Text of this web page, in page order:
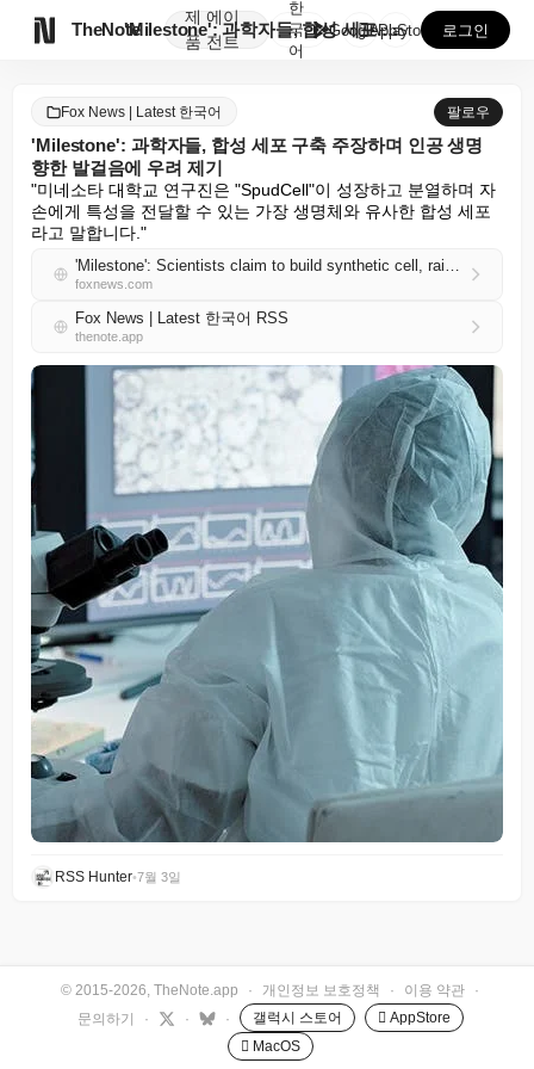
TheNote
제
품
에이
전트
'Milestone': 과학자들, 합성 세포 구축 주장...
한
국
어
GooglePlay
AppStore 로그인
Fox News | Latest 한국어 팔로우
'Milestone': 과학자들, 합성 세포 구축 주장하며 인공 생명
향한 발걸음에 우려 제기
"미네소타 대학교 연구진은 "SpudCell"이 성장하고 분열하며 자
손에게 특성을 전달할 수 있는 가장 생명체와 유사한 합성 세포
라고 말합니다."
'Milestone': Scientists claim to build synthetic cell, raising concerns in step toward artificial life
foxnews.com
Fox News | Latest 한국어 RSS
thenote.app
RSS Hunter•7월 3일
© 2015-2026, TheNote.app · 개인정보 보호정책 · 이용 약관
·
문의하기
· · · 갤럭시 스토어
 AppStore
 MacOS